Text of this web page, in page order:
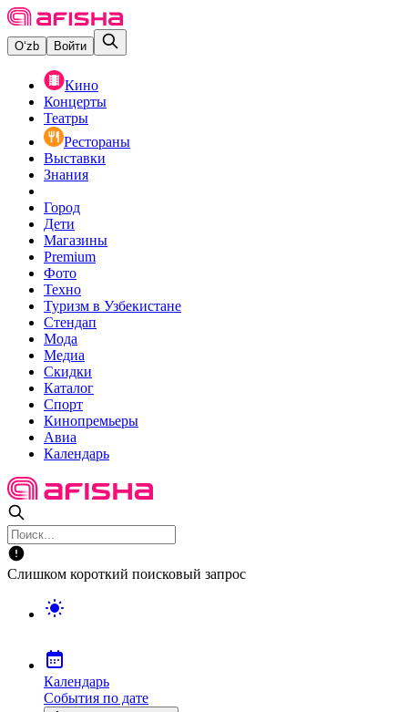
O‘zb Войти
Кино
Концерты
Театры
Рестораны
Выставки
Знания
Город
Дети
Магазины
Premium
Фото
Техно
Туризм в Узбекистане
Стендап
Мода
Медиа
Скидки
Каталог
Спорт
Кинопремьеры
Авиа
Календарь
Слишком короткий поисковый запрос
Календарь
События по дате